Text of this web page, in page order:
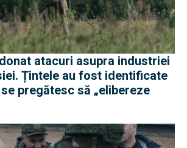
atacuri asupra industriei
Țintele au fost identificate
pregătesc să „elibereze